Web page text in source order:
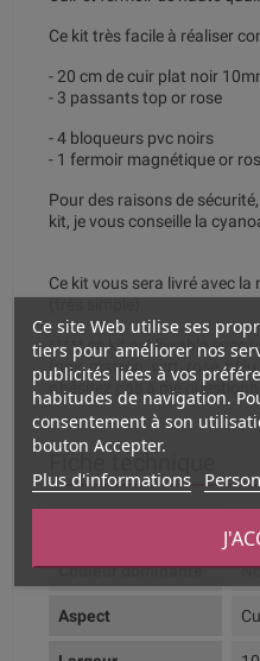
Ce kit très facile à réaliser
- 20 cm de cuir plat noir
- 3 passants top or rose
- 4 bloqueurs pvc noirs
- 1 fermoir magnétique or
Pour des raisons de
kit, je vous conseille la
Ce kit vous sera livré avec
***** ce kit est livrable avec
(noir, marron, vert, rose,
n'hésitez pas à me
Fiche technique
Couleur dominante
Aspect
Ce site Web utilise ses
tiers pour améliorer nos
publicités liées à vos
habitudes de navigation.
consentement à son
bouton Accepter.
Plus d'informations